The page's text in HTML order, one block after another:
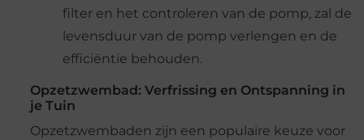
filter en het controleren van de pomp, zal de
levensduur van de pomp verlengen en de
efficiëntie behouden.
Opzetzwembad: Verfrissing en Ontspanning in
je Tuin
Opzetzwembaden zijn een populaire keuze voor